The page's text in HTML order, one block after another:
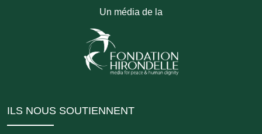
Un média de la
ILS NOUS SOUTIENNENT